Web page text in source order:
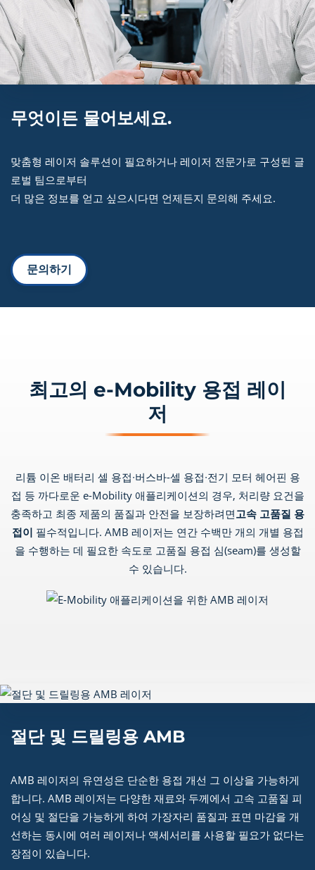
무엇이든 물어보세요.
맞춤형 레이저 솔루션이 필요하거나 레이저 전문가로 구성된 글
로벌 팀으로부터
더 많은 정보를 얻고 싶으시다면 언제든지 문의해 주세요.
문의하기
최고의 e-Mobility 용접 레이
저
리튬 이온 배터리 셀 용접∙버스바-셀 용접∙전기 모터 헤어핀 용
접 등 까다로운 e-Mobility 애플리케이션의 경우, 처리량 요건을
충족하고 최종 제품의 품질과 안전을 보장하려면고속 고품질 용
접이 필수적입니다. AMB 레이저는 연간 수백만 개의 개별 용접
을 수행하는 데 필요한 속도로 고품질 용접 심(seam)를 생성할
수 있습니다.
절단 및 드릴링용 AMB
AMB 레이저의 유연성은 단순한 용접 개선 그 이상을 가능하게
합니다. AMB 레이저는 다양한 재료와 두께에서 고속 고품질 피
어싱 및 절단을 가능하게 하여 가장자리 품질과 표면 마감을 개
선하는 동시에 여러 레이저나 액세서리를 사용할 필요가 없다는
장점이 있습니다.